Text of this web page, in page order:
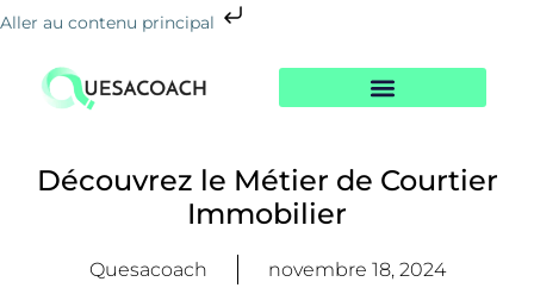
Aller au contenu principal
Découvrez le Métier de Courtier
Immobilier
Quesacoach novembre 18, 2024